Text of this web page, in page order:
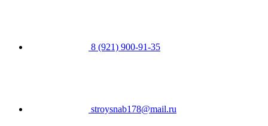
8 (921) 900-91-35
stroysnab178@mail.ru